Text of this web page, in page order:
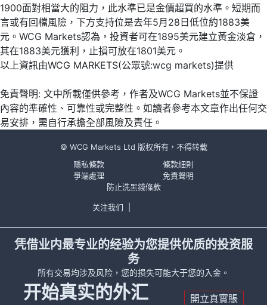
1900面對相當大的阻力，此水準已是金價超買的水準。短期而
言或有回檔風險，下方支持位是去年5月28日低位約1883美
元。WCG Markets認為，投資者可在1895美元建立黃金淡倉，
其在1883美元獲利，止損可放在1801美元。
以上資訊由WCG MARKETS(公眾號:wcg markets)提供
免責聲明: 文中所載僅供參考，作者及WCG Markets並不保證
內容的準確性、可靠性或完整性。如讀者參考本文章作出任何交
易安排，需自行承擔全部風險及責任。
© WCG Markets Ltd 版权所有，不得转载
隱私條款
條款細則
爭端處理
免責聲明
防止洗黑錢條款
关注我们
凭借业内最专业的经验为您提供优质的投资服
务
所有交易均涉及风险，您的损失可能大于您的入金。
开始真实的外汇
開立真實賬